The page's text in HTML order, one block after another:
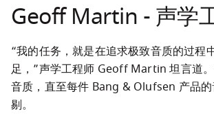
Geoff Martin - 声学
“我的任务，就是在追求极致音质的过程
足，”声学工程师 Geoff Martin 坦言道
音质，直至每件 Bang & Olufsen 产品
剔。